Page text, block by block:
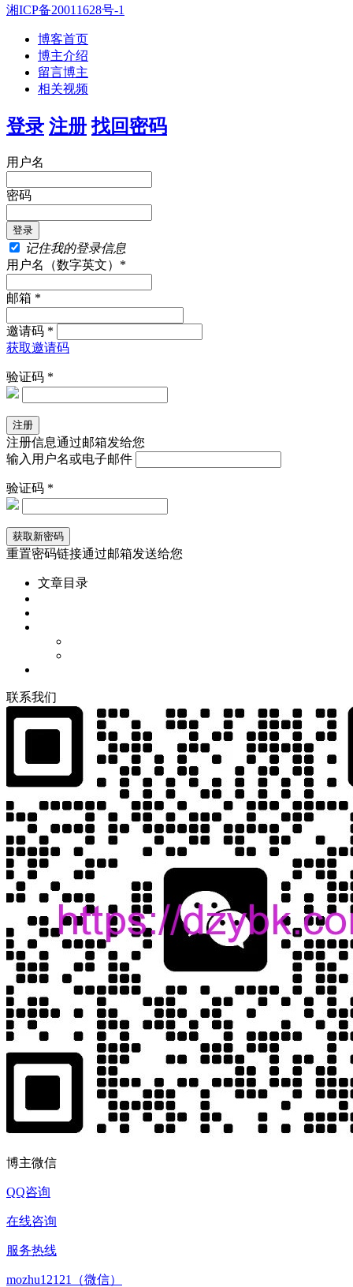
湘ICP备20011628号-1
博客首页
博主介绍
留言博主
相关视频
登录 注册 找回密码
用户名
密码
记住我的登录信息
用户名（数字英文）*
邮箱 *
邀请码 *
获取邀请码
验证码 *
注册信息通过邮箱发给您
输入用户名或电子邮件
验证码 *
重置密码链接通过邮箱发送给您
文章目录
联系我们
博主微信
QQ咨询
在线咨询
服务热线
mozhu12121（微信）